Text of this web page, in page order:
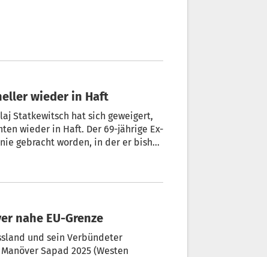
wieder in Haft
Statkewitsch hat sich geweigert,
wieder in Haft. Der 69-jährige Ex-
gebracht worden, in der er bisher
nahe EU-Grenze
und sein Verbündeter
Sapad 2025 (Westen